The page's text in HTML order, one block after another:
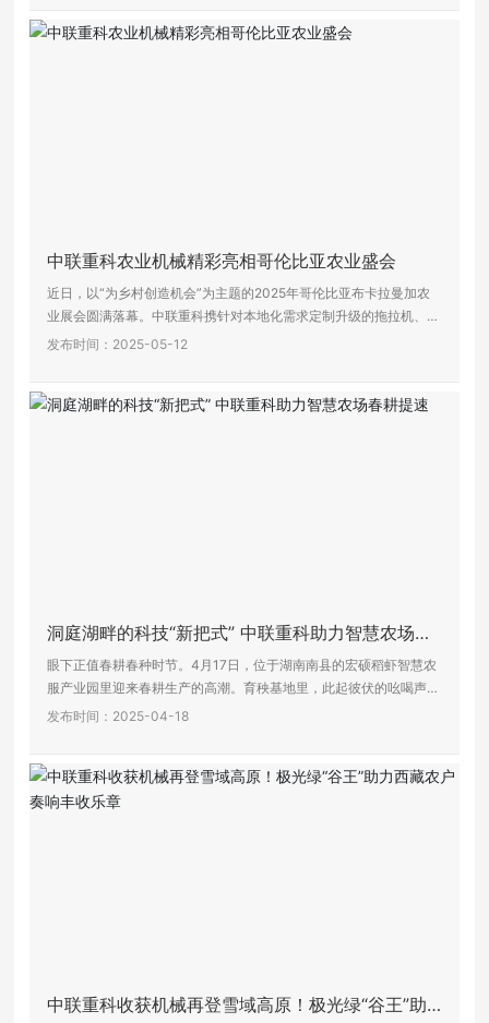
中联重科农业机械精彩亮相哥伦比亚农业盛会
近日，以“为乡村创造机会”为主题的2025年哥伦比亚布卡拉曼加农
业展会圆满落幕。中联重科携针对本地化需求定制升级的拖拉机、收
获机械等智能农机装备亮相展会，受到高度关注。
发布时间：2025-05-12
洞庭湖畔的科技“新把式” 中联重科助力智慧农场春
耕提速
眼下正值春耕春种时节。4月17日，位于湖南南县的宏硕稻虾智慧农
服产业园里迎来春耕生产的高潮。育秧基地里，此起彼伏的吆喝声、
机械轰鸣声交织在一起。工人们手脚麻利地将一捆捆绿油油的“苗毯”
发布时间：2025-04-18
中联重科收获机械再登雪域高原！极光绿“谷王”助